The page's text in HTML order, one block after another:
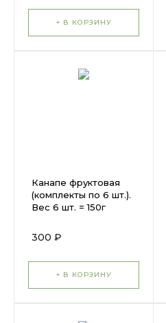
+ В КОРЗИНУ
Канапе фруктовая
(комплекты по 6 шт.).
Вес 6 шт. = 150г
300 ₽
+ В КОРЗИНУ